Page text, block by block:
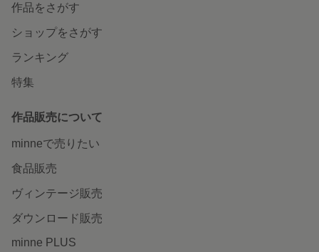
作品をさがす
ショップをさがす
ランキング
特集
作品販売について
minneで売りたい
食品販売
ヴィンテージ販売
ダウンロード販売
minne PLUS